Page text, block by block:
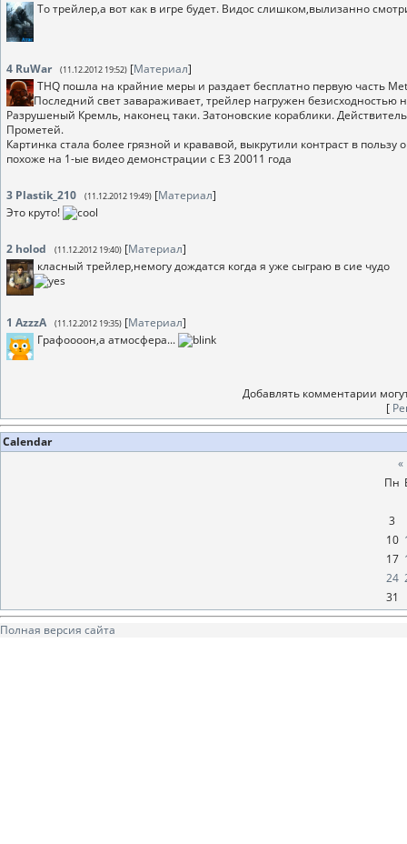
То трейлер,а вот как в игре будет. Видос слишком,вылизанно
4 RuWar (11.12.2012 19:52) [Материал]
THQ пошла на крайние меры и раздает бесплатно первую часть
Последний свет завараживает, трейлер нагружен безисходностью
Разрушеный Кремль, наконец таки. Затоновские кораблики.
Прометей.
Картинка стала более грязной и крававой, выкрутили контраст в
похоже на 1-ые видео демонстрации с E3 20011 года
3 Plastik_210 (11.12.2012 19:49) [Материал]
Это круто!
2 holod (11.12.2012 19:40) [Материал]
класный трейлер,немогу дождатся когда я уже сыграю в сие чудо
1 AzzzA (11.12.2012 19:35) [Материал]
Графоооон,а атмосфера...
Добавлять комментарии
[
Calendar
«
Пн
3
10
17
24
31
Полная версия сайта